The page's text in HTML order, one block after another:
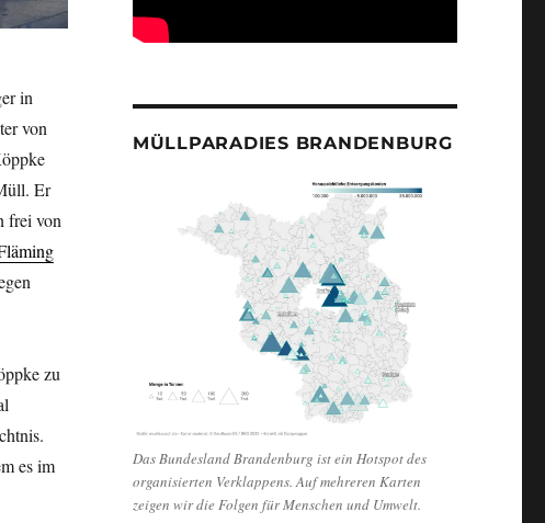
in
von
Er
frei von
zu
es im
MÜLLPARADIES BRANDENBURG
Das Bundesland Brandenburg ist ein Hotspot des
organisierten Verklappens. Auf mehreren Karten
zeigen wir die Folgen für Menschen und Umwelt.